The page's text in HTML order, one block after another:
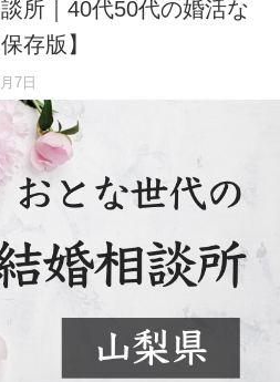
所｜40代50代の婚活な
存版】
7日